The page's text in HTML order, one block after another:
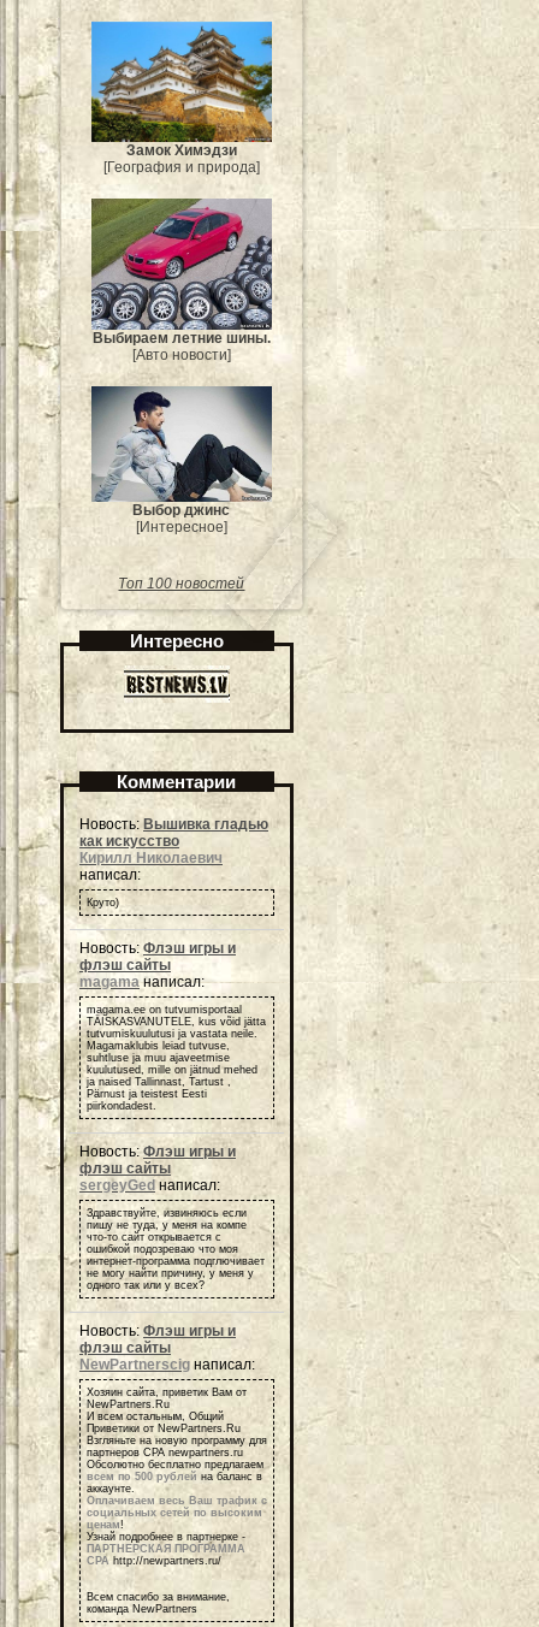
Замок Химэдзи
[География и природа]
Выбираем летние шины.
[Авто новости]
Выбор джинс
[Интересное]
Топ 100 новостей
Интересно
Комментарии
Новость: Вышивка гладью
как искусство
Кирилл Николаевич
написал:
Круто)
Новость: Флэш игры и
флэш сайты
magamaнаписал:
magama.ee on tutvumisportaal
TÄISKASVANUTELE, kus võid jätta
tutvumiskuulutusi ja vastata neile.
Magamaklubis leiad tutvuse,
suhtluse ja muu ajaveetmise
kuulutused, mille on jätnud mehed
ja naised Tallinnast, Tartust ,
Pärnust ja teistest Eesti
piirkondadest.
Новость:Флэш игры и
флэш сайты
sergeyGedнаписал:
Здравствуйте, извиняюсь если
пишу не туда, у меня на компе
что-то сайт открывается с
ошибкой подозреваю что моя
интернет-программа подглючивает
не могу найти причину, у меня у
одного так или у всех?
Новость: Флэш игры и
флэш сайты
NewPartnerscig написал:
Хозяин сайта, приветик Вам от
NewPartners.Ru
И всем остальным, Общий
Приветики от NewPartners.Ru
Взгляньте на новую программу для
партнеров СРА newpartners.ru
Обсолютно бесплатно предлагаем
всем по 500 рублей на баланс в
аккаунте.
Оплачиваем весь Ваш трафик с
социальных сетей по высоким
ценам!
Узнай подробнее в партнерке -
ПАРТНЕРСКАЯ ПРОГРАММА
СРА http://newpartners.ru/
Всем спасибо за внимание,
команда NewPartners